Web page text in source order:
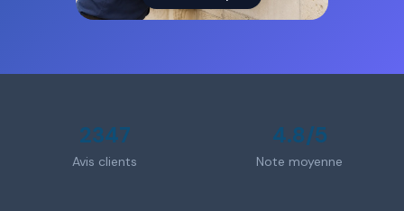
2347
Avis clients
4.8/5
Note moyenne